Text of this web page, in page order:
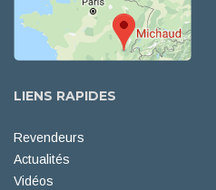
LIENS RAPIDES
Revendeurs
Actualités
Vidéos